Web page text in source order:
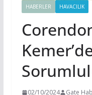
HABERLER HAVACILIK
02/10/2024 Gate